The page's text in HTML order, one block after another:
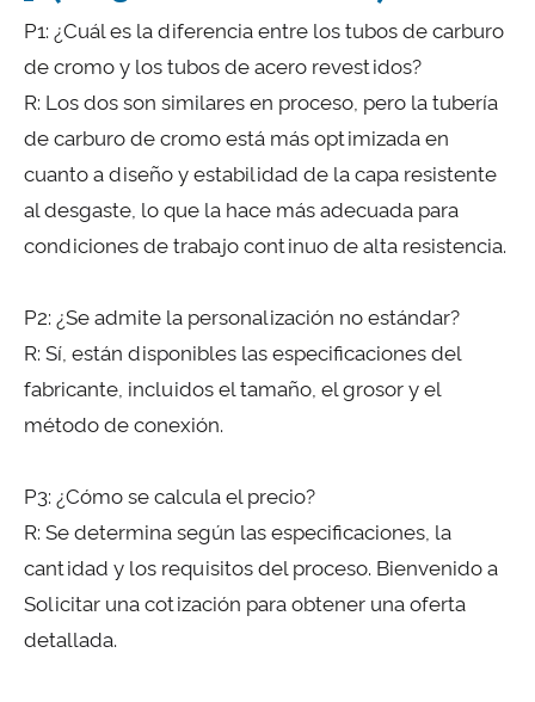
P1: ¿Cuál es la diferencia entre los tubos de carburo
de cromo y los tubos de acero revestidos?
R: Los dos son similares en proceso, pero la tubería
de carburo de cromo está más optimizada en
cuanto a diseño y estabilidad de la capa resistente
al desgaste, lo que la hace más adecuada para
condiciones de trabajo continuo de alta resistencia.
P2: ¿Se admite la personalización no estándar?
R: Sí, están disponibles las especificaciones del
fabricante, incluidos el tamaño, el grosor y el
método de conexión.
P3: ¿Cómo se calcula el precio?
R: Se determina según las especificaciones, la
cantidad y los requisitos del proceso. Bienvenido a
Solicitar una cotización para obtener una oferta
detallada.